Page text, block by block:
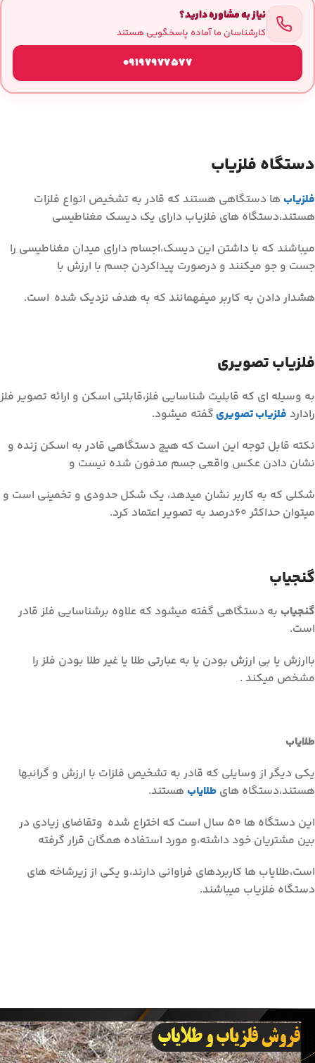
نیاز به مشاوره دارید؟
کارشناسان ما آماده پاسخگویی هستند
09197977577
دستگاه فلزیاب
فلزیاب ها دستگاهی هستند که قادر به تشخیص انواع فلزات
هستند،دستگاه های فلزیاب دارای یک دیسک مغناطیسی
میباشند که با داشتن این دیسک،اجسام دارای میدان مغناطیسی را
جست و جو میکنند و درصورت پیداکردن جسم با ارزش با
هشدار دادن به کاربر میفهمانند که به هدف نزدیک شده است.
فلزیاب تصویری
به وسیله ای که قابلیت شناسایی فلز،قابلتی اسکن و ارائه تصویر فلز
رادارد فلزیاب تصویری گفته میشود.
نکته قابل توجه این است که هیچ دستگاهی قادر به اسکن زنده و
نشان دادن عکس واقعی جسم مدفون شده نیست و
شکلی که به کاربر نشان میدهد، یک شکل حدودی و تخمینی است و
میتوان حداکثر 60درصد به تصویر اعتماد کرد.
گنجیاب
گنجیاب به دستگاهی گفته میشود که علاوه برشناسایی فلز قادر
است.
باارزش یا بی ارزش بودن یا به عبارتی طلا یا غیر طلا بودن فلز را
مشخص میکند .
طلایاب
یکی دیگر از وسایلی که قادر به تشخیص فلزات با ارزش و گرانبها
هستند،دستگاه های طلایاب هستند.
این دستگاه ها 50 سال است که اختراع شده وتقاضای زیادی در
بین مشتریان خود داشته،و مورد استفاده همگان قرار گرفته
است،طلایاب ها کاربردهای فراوانی دارند،و یکی از زیرشاخه های
دستگاه فلزیاب میباشند.